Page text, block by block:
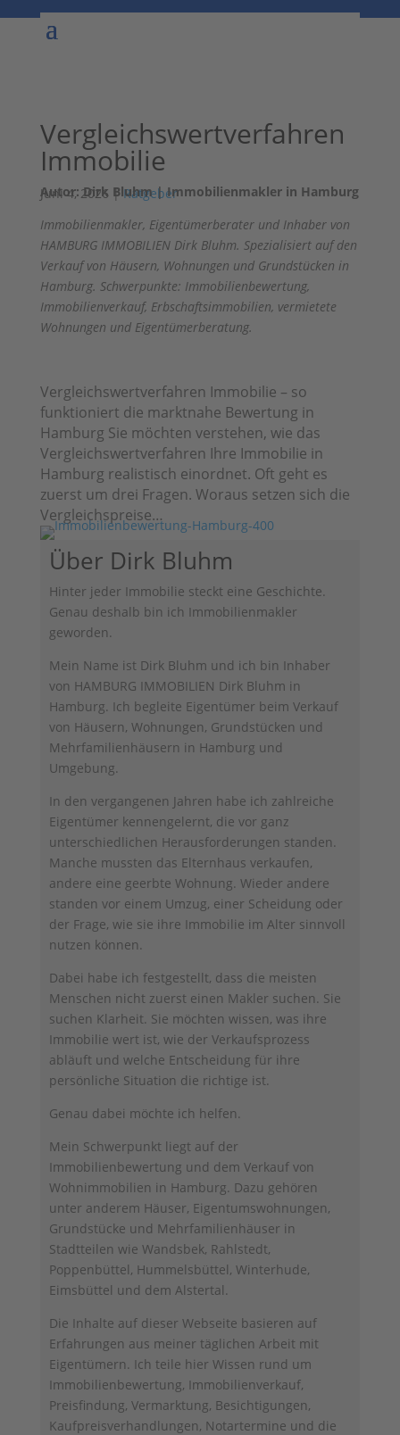
Vergleichswertverfahren
Immobilie
Juni 4, 2026 |Ratgeber
Autor: Dirk Bluhm | Immobilienmakler in Hamburg
Immobilienmakler, Eigentümerberater und Inhaber von
HAMBURG IMMOBILIEN Dirk Bluhm. Spezialisiert auf den
Verkauf von Häusern, Wohnungen und Grundstücken in
Hamburg. Schwerpunkte: Immobilienbewertung,
Immobilienverkauf, Erbschaftsimmobilien, vermietete
Wohnungen und Eigentümerberatung.
Vergleichswertverfahren Immobilie – so
funktioniert die marktnahe Bewertung in
Hamburg Sie möchten verstehen, wie das
Vergleichswertverfahren Ihre Immobilie in
Hamburg realistisch einordnet. Oft geht es
zuerst um drei Fragen. Woraus setzen sich die
Vergleichspreise…
Über Dirk Bluhm
Hinter jeder Immobilie steckt eine Geschichte.
Genau deshalb bin ich Immobilienmakler
geworden.
Mein Name ist Dirk Bluhm und ich bin Inhaber
von HAMBURG IMMOBILIEN Dirk Bluhm in
Hamburg. Ich begleite Eigentümer beim Verkauf
von Häusern, Wohnungen, Grundstücken und
Mehrfamilienhäusern in Hamburg und
Umgebung.
In den vergangenen Jahren habe ich zahlreiche
Eigentümer kennengelernt, die vor ganz
unterschiedlichen Herausforderungen standen.
Manche mussten das Elternhaus verkaufen,
andere eine geerbte Wohnung. Wieder andere
standen vor einem Umzug, einer Scheidung oder
der Frage, wie sie ihre Immobilie im Alter sinnvoll
nutzen können.
Dabei habe ich festgestellt, dass die meisten
Menschen nicht zuerst einen Makler suchen. Sie
suchen Klarheit. Sie möchten wissen, was ihre
Immobilie wert ist, wie der Verkaufsprozess
abläuft und welche Entscheidung für ihre
persönliche Situation die richtige ist.
Genau dabei möchte ich helfen.
Mein Schwerpunkt liegt auf der
Immobilienbewertung und dem Verkauf von
Wohnimmobilien in Hamburg. Dazu gehören
unter anderem Häuser, Eigentumswohnungen,
Grundstücke und Mehrfamilienhäuser in
Stadtteilen wie Wandsbek, Rahlstedt,
Poppenbüttel, Hummelsbüttel, Winterhude,
Eimsbüttel und dem Alstertal.
Die Inhalte auf dieser Webseite basieren auf
Erfahrungen aus meiner täglichen Arbeit mit
Eigentümern. Ich teile hier Wissen rund um
Immobilienbewertung, Immobilienverkauf,
Preisfindung, Vermarktung, Besichtigungen,
Kaufpreisverhandlungen, Notartermine und die